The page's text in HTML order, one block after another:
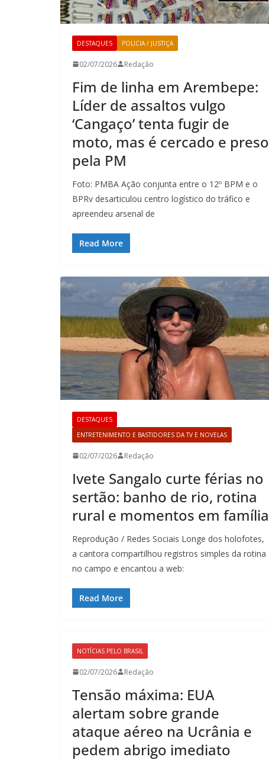
DESTAQUES POLICIA / JUSTIÇA
02/07/2026 Redação
Fim de linha em Arembepe:
Líder de assaltos vulgo
‘Cangaço’ tenta fugir de
moto, mas é cercado e preso
pela PM
Foto: PMBA Ação conjunta entre o 12º BPM e o
BPRv desarticulou centro logístico do tráfico e
apreendeu arsenal de
Read More
DESTAQUES
ENTRETENIMENTO E BASTIDORES DA TV E NOVELAS
02/07/2026 Redação
Ivete Sangalo curte férias no
sertão: banho de rio, rotina
rural e momentos em família
Reprodução / Redes Sociais Longe dos holofotes,
a cantora compartilhou registros simples da rotina
no campo e encantou a web:
Read More
NOTÍCIAS PELO BRASIL
02/07/2026 Redação
Tensão máxima: EUA
alertam sobre grande
ataque aéreo na Ucrânia e
pedem abrigo imediato